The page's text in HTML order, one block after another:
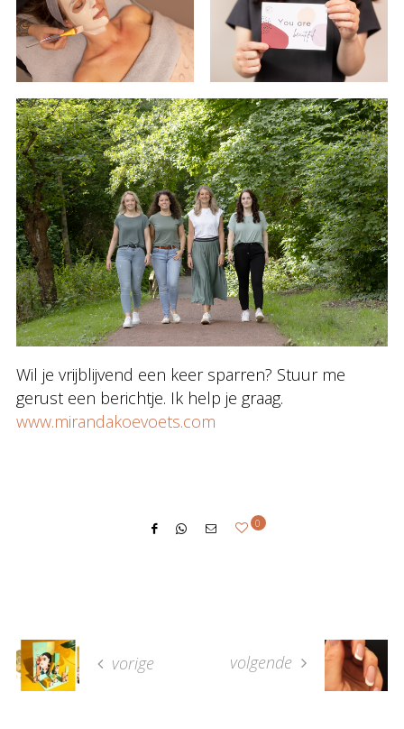
Wil je vrijblijvend een keer sparren? Stuur me
gerust een berichtje. Ik help je graag.
www.mirandakoevoets.com
0
vorige volgende